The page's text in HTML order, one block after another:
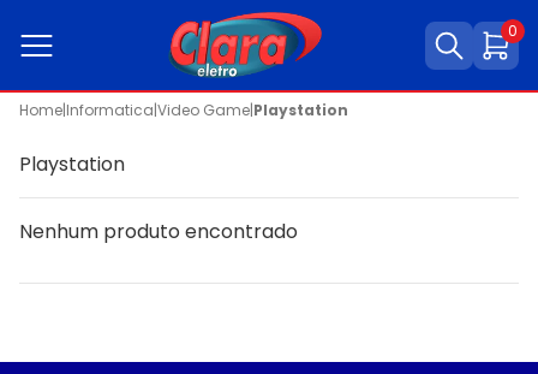
0
Home|Informatica|Video Game|Playstation
Playstation
Nenhum produto encontrado